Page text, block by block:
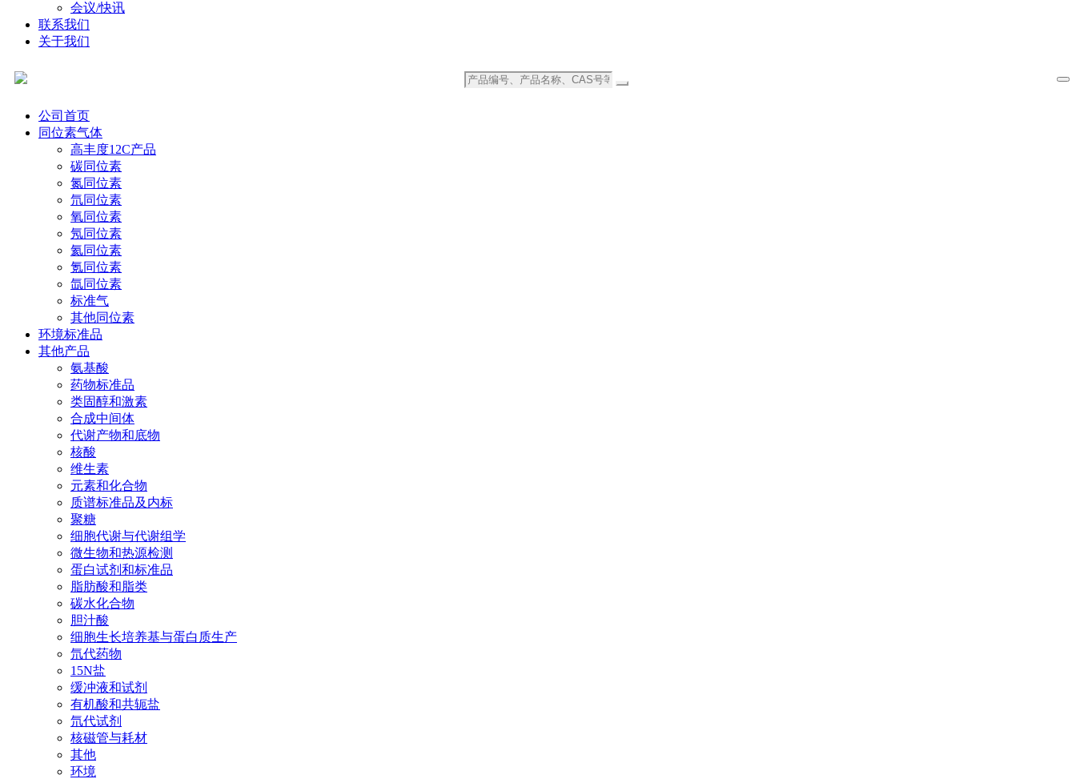
会议/快讯
联系我们
关于我们
公司首页
同位素气体
高丰度12C产品
碳同位素
氮同位素
氘同位素
氧同位素
氖同位素
氦同位素
氪同位素
氙同位素
标准气
其他同位素
环境标准品
其他产品
氨基酸
药物标准品
类固醇和激素
合成中间体
代谢产物和底物
核酸
维生素
元素和化合物
质谱标准品及内标
聚糖
细胞代谢与代谢组学
微生物和热源检测
蛋白试剂和标准品
脂肪酸和脂类
碳水化合物
胆汁酸
细胞生长培养基与蛋白质生产
氘代药物
15N盐
缓冲液和试剂
有机酸和共轭盐
氘代试剂
核磁管与耗材
其他
环境